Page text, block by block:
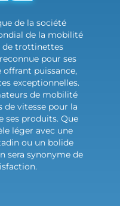
de la société
de la mobilité
de trottinettes
pour ses
puissance,
exceptionnelles.
de mobilité
de vitesse pour la
ses produits. Que
léger avec une
ou un bolide
sera synonyme de